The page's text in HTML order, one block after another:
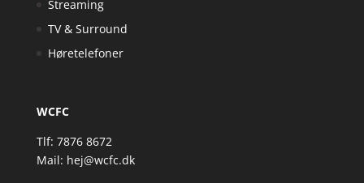
Streaming
TV & Surround
Høretelefoner
WCFC
Tlf: 7876 8672
Mail: hej@wcfc.dk